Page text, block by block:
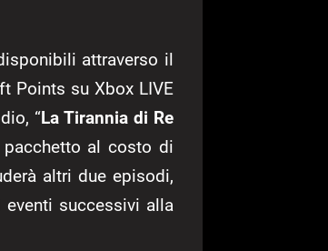
attraverso il
Points su Xbox LIVE
“La Tirannia di Re
al costo di
altri due episodi,
successivi alla